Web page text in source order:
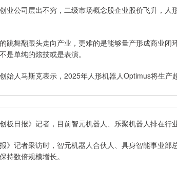
公司层出不穷，二级市场概念股企业股价飞升，人
舞翻跟头走向产业，更难的是能够量产形成商业闭
是单纯的炫技或是表演。
人马斯克表示，2025年人形机器人Optimus将生产
日报》记者，目前智元机器人、乐聚机器人排在行业
记者采访时，智元机器人合伙人、具身智能事业部
持数倍规模增长。
14141.86 -2.34 -0.02% 沪深